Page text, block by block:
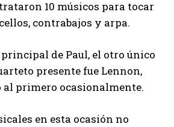
10 músicos para tocar
contrabajos y arpa.
de Paul, el otro único
presente fue Lennon,
al primero ocasionalmente.
en esta ocasión no